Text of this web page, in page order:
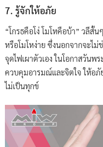
7. รู้จักให้อภัย
“โกรธคือโง่ โมโหคือบ้า” วลีสั้
หรือโมโหง่าย ซึ่งนอกจากจะไ
จุดไฟเผาตัวเอง ในโอกาสวันพ
ควบคุมอารมณ์และจิตใจ ให้อภั
ไม่เป็นทุกข์